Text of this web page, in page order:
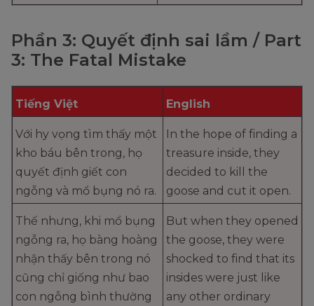
Phần 3: Quyết định sai lầm / Part
3: The Fatal Mistake
Tiếng Việt English
Với hy vọng tìm thấy một
kho báu bên trong, họ
quyết định giết con
ngỗng và mổ bụng nó ra.
In the hope of finding a
treasure inside, they
decided to kill the
goose and cut it open.
Thế nhưng, khi mổ bụng
ngỗng ra, họ bàng hoàng
nhận thấy bên trong nó
cũng chỉ giống như bao
con ngỗng bình thường
But when they opened
the goose, they were
shocked to find that its
insides were just like
any other ordinary